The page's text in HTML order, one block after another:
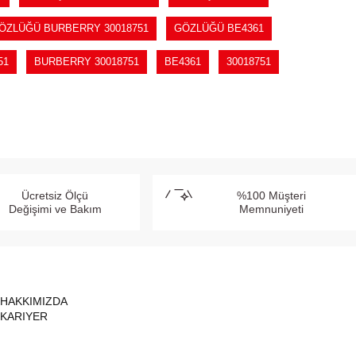
BURBERRY 30018751 GÖZLÜĞÜ BE4361
BURBERRY 30018751 BE4361 30018751
Ücretsiz Ölçü
Değişimi ve Bakım
%100 Müşteri
Memnuniyeti
HAKKIMIZDA
KARIYER